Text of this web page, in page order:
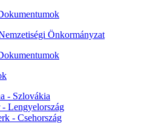
Önkormányzat
- Szlovákia
Lengyelország
- Csehország